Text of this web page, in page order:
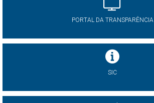
PORTAL DA TRANSPARÊNCIA
SIC